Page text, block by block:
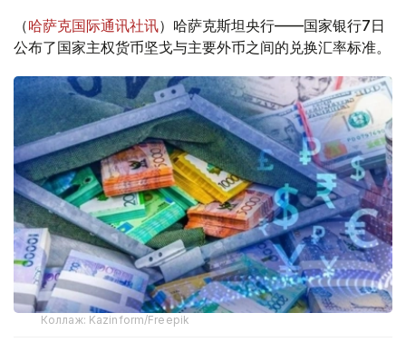
（哈萨克国际通讯社讯）哈萨克斯坦央行——国家银行7日
公布了国家主权货币坚戈与主要外币之间的兑换汇率标准。
Коллаж: Kazinform/Freepik